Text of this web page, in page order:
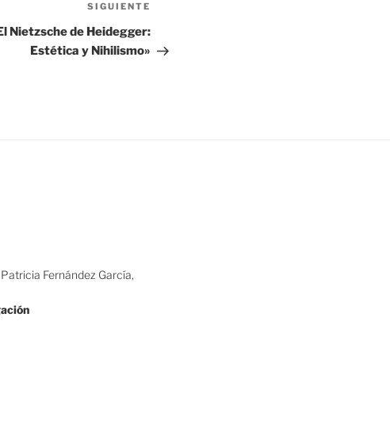
SIGUIENTE
Nietzsche de Heidegger:
Estética y Nihilismo»
Fernández García,